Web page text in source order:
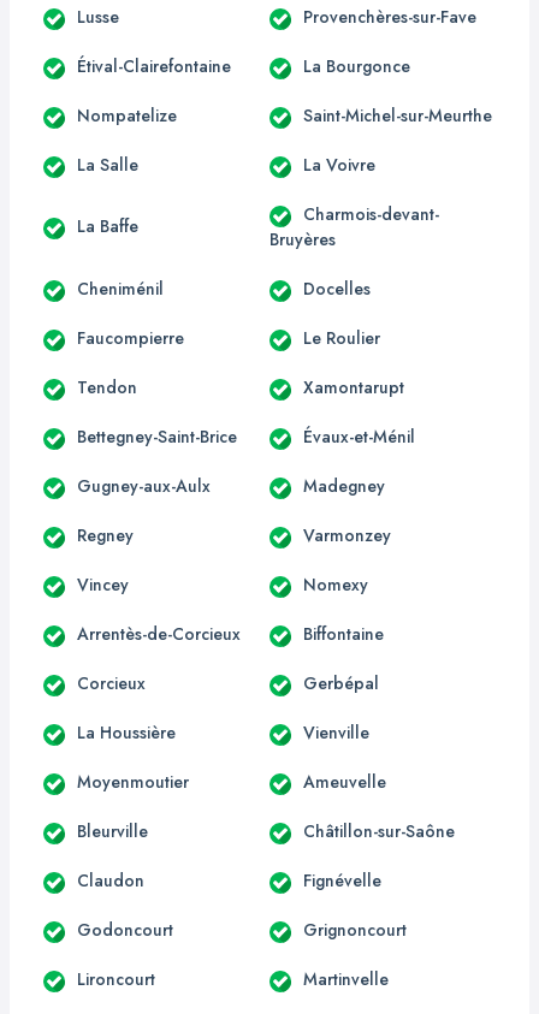
Lusse Provenchères-sur-Fave
Étival-Clairefontaine La Bourgonce
Nompatelize Saint-Michel-sur-Meurthe
La Salle La Voivre
La Baffe
Charmois-devant-
Bruyères
Cheniménil Docelles
Faucompierre Le Roulier
Tendon Xamontarupt
Bettegney-Saint-Brice Évaux-et-Ménil
Gugney-aux-Aulx Madegney
Regney Varmonzey
Vincey Nomexy
Arrentès-de-Corcieux Biffontaine
Corcieux Gerbépal
La Houssière Vienville
Moyenmoutier Ameuvelle
Bleurville Châtillon-sur-Saône
Claudon Fignévelle
Godoncourt Grignoncourt
Lironcourt Martinvelle